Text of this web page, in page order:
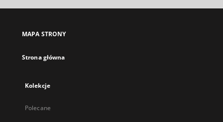
MAPA STRONY
Strona główna
Kolekcje
Polecane